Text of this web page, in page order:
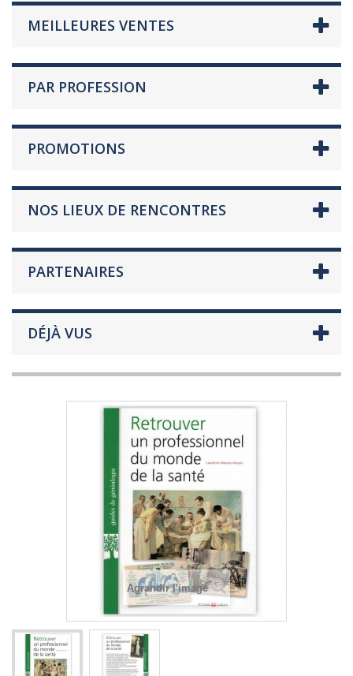
MEILLEURES VENTES
PAR PROFESSION
PROMOTIONS
NOS LIEUX DE RENCONTRES
PARTENAIRES
DÉJÀ VUS
Agrandir l'image